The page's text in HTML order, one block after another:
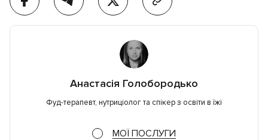
Анастасія Голобородько
Фуд-терапевт, нутриціолог та спікер з освіти в їжі
МОЇ ПОСЛУГИ